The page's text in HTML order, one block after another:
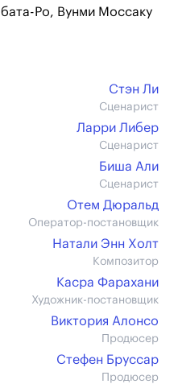
Ро, Вунми Моссаку
Стэн Ли
Сценарист
Ларри Либер
Сценарист
Биша Али
Сценарист
Отем Дюральд
Оператор-постановщик
Натали Энн Холт
Композитор
Касра Фарахани
Художник-постановщик
Виктория Алонсо
Продюсер
Стефен Бруссар
Продюсер